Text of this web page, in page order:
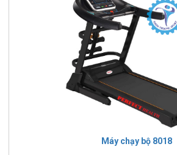
Máy chạy bộ 8018